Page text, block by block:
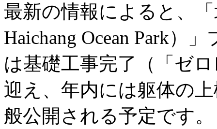
最新の情報によると、
Haichang Ocean Park）
は基礎工事完了（「ゼ
迎え、年内には躯体の
般公開される予定です。